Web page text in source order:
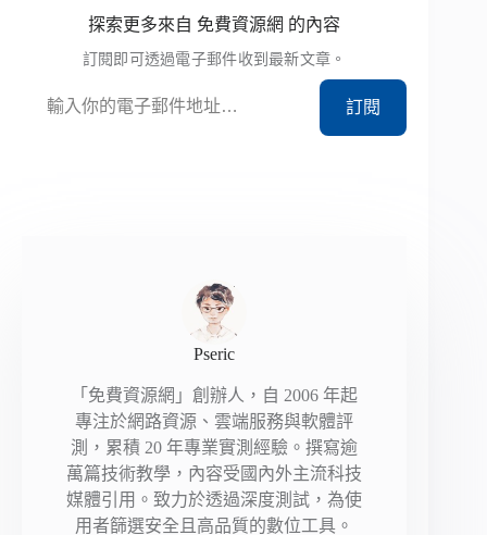
探索更多來自 免費資源網 的內容
訂閱即可透過電子郵件收到最新文章。
訂閱
Pseric
「免費資源網」創辦人，自 2006 年起
專注於網路資源、雲端服務與軟體評
測，累積 20 年專業實測經驗。撰寫逾
萬篇技術教學，內容受國內外主流科技
媒體引用。致力於透過深度測試，為使
用者篩選安全且高品質的數位工具。